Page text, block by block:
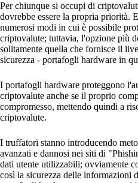
Per chiunque si occupi di
dovrebbe essere la propria priorità.
numerosi modi in cui è possibile
criptovalute; tuttavia, l'opzione più
solitamente quella che fornisce il
sicurezza - portafogli hardware in
I portafogli hardware proteggono
criptovalute anche se il proprio
compromesso, mettendo quindi a
criptovalute.
I truffatori stanno introducendo
avanzati e dannosi nei siti di
dati utente utilizzabili; ovviamente
così la sicurezza delle informazioni